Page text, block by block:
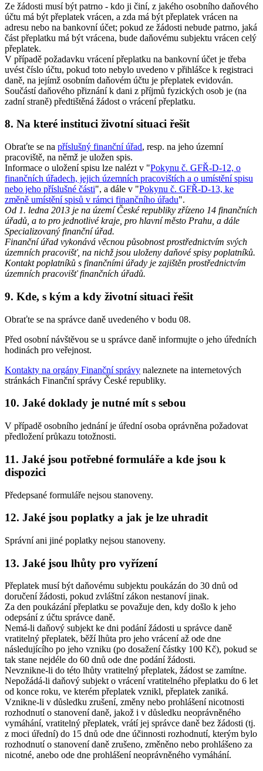
Ze žádosti musí být patrno - kdo ji činí, z jakého osobního daňového
účtu má být přeplatek vrácen, a zda má být přeplatek vrácen na
adresu nebo na bankovní účet; pokud ze žádosti nebude patrno, jaká
část přeplatku má být vrácena, bude daňovému subjektu vrácen celý
přeplatek.
V případě požadavku vrácení přeplatku na bankovní účet je třeba
uvést číslo účtu, pokud toto nebylo uvedeno v přihlášce k registraci
daně, na jejímž osobním daňovém účtu je přeplatek evidován.
Součástí daňového přiznání k dani z příjmů fyzických osob je (na
zadní straně) předtištěná žádost o vrácení přeplatku.
8. Na které instituci životní situaci řešit
Obraťte se na příslušný finanční úřad, resp. na jeho územní
pracoviště, na němž je uložen spis.
Informace o uložení spisu lze nalézt v "Pokynu č. GFŘ-D-12, o
finančních úřadech, jejich územních pracovištích a o umístění spisu
nebo jeho příslušné části", a dále v "Pokynu č. GFŘ-D-13, ke
změně umístění spisů v rámci finančního úřadu".
Od 1. ledna 2013 je na území České republiky zřízeno 14 finančních
úřadů, a to pro jednotlivé kraje, pro hlavní město Prahu, a dále
Specializovaný finanční úřad.
Finanční úřad vykonává věcnou působnost prostřednictvím svých
územních pracovišť, na nichž jsou uloženy daňové spisy poplatníků.
Kontakt poplatníků s finančními úřady je zajištěn prostřednictvím
územních pracovišť finančních úřadů.
9. Kde, s kým a kdy životní situaci řešit
Obraťte se na správce daně uvedeného v bodu 08.
Před osobní návštěvou se u správce daně informujte o jeho úředních
hodinách pro veřejnost.
Kontakty na orgány Finanční správy naleznete na internetových
stránkách Finanční správy České republiky.
10. Jaké doklady je nutné mít s sebou
V případě osobního jednání je úřední osoba oprávněna požadovat
předložení průkazu totožnosti.
11. Jaké jsou potřebné formuláře a kde jsou k
dispozici
Předepsané formuláře nejsou stanoveny.
12. Jaké jsou poplatky a jak je lze uhradit
Správní ani jiné poplatky nejsou stanoveny.
13. Jaké jsou lhůty pro vyřízení
Přeplatek musí být daňovému subjektu poukázán do 30 dnů od
doručení žádosti, pokud zvláštní zákon nestanoví jinak.
Za den poukázání přeplatku se považuje den, kdy došlo k jeho
odepsání z účtu správce daně.
Nemá-li daňový subjekt ke dni podání žádosti u správce daně
vratitelný přeplatek, běží lhůta pro jeho vrácení až ode dne
následujícího po jeho vzniku (po dosažení částky 100 Kč), pokud se
tak stane nejdéle do 60 dnů ode dne podání žádosti.
Nevznikne-li do této lhůty vratitelný přeplatek, žádost se zamítne.
Nepožádá-li daňový subjekt o vrácení vratitelného přeplatku do 6 let
od konce roku, ve kterém přeplatek vznikl, přeplatek zaniká.
Vznikne-li v důsledku zrušení, změny nebo prohlášení nicotnosti
rozhodnutí o stanovení daně, jakož i v důsledku neoprávněného
vymáhání, vratitelný přeplatek, vrátí jej správce daně bez žádosti (tj.
z moci úřední) do 15 dnů ode dne účinnosti rozhodnutí, kterým bylo
rozhodnutí o stanovení daně zrušeno, změněno nebo prohlášeno za
nicotné, anebo ode dne prohlášení neoprávněného vymáhání.